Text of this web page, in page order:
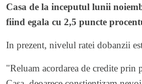
Casa de la inceputul lunii
fiind egala cu 2,5 puncte
In prezent, nivelul ratei dobanzii
"Reluam acordarea de credite prin